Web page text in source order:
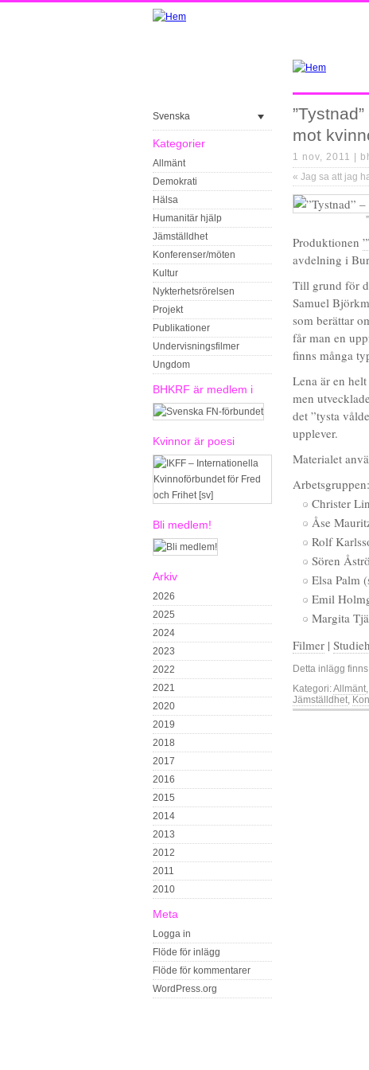
Svenska
Kategorier
Allmänt
Demokrati
Hälsa
Humanitär hjälp
Jämställdhet
Konferenser/möten
Kultur
Nykterhetsrörelsen
Projekt
Publikationer
Undervisningsfilmer
Ungdom
BHKRF är medlem i
Kvinnor är poesi
Bli medlem!
Arkiv
2026
2025
2024
2023
2022
2021
2020
2019
2018
2017
2016
2015
2014
2013
2012
2011
2010
Meta
Logga in
Flöde för inlägg
Flöde för kommentarer
WordPress.org
mot
1 nov, 2011 |
« Jag sa att jag
Produktionen
avdelning i
Till grund för
Samuel
som berättar
får man en
finns många
Lena är en
men
det ”tysta
upplever.
Materialet
Arbetsgruppen:
Christer
Åse
Rolf
Sören
Elsa Palm
Emil
Margita
Filmer |
Detta inlägg
Kategori:Allmänt,
Jämställdhet,